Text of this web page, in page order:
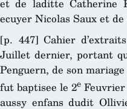
et de laditte Catherine
ecuyer Nicolas Saux et
[p. 447] Cahier
Juillet dernier, portant
Penguern, de son
fut baptisee le 2e Feuvrier
aussy enfans dudit